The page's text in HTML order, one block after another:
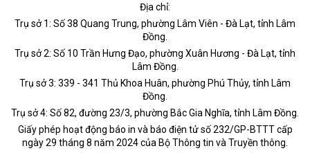
Địa chỉ:
Trụ sở 1: Số 38 Quang Trung, phường Lâm Viên - Đà Lạt, tỉnh Lâm
Đồng.
Trụ sở 2: Số 10 Trần Hưng Đạo, phường Xuân Hương - Đà Lạt, tỉnh
Lâm Đồng.
Trụ sở 3: 339 - 341 Thủ Khoa Huân, phường Phú Thủy, tỉnh Lâm
Đồng.
Trụ sở 4: Số 82, đường 23/3, phường Bắc Gia Nghĩa, tỉnh Lâm Đồng.
Giấy phép hoạt động báo in và báo điện tử số 232/GP-BTTT cấp
ngày 29 tháng 8 năm 2024 của Bộ Thông tin và Truyền thông.